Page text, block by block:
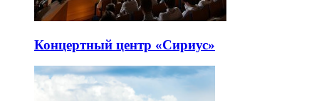
Концертный центр «Сириус»